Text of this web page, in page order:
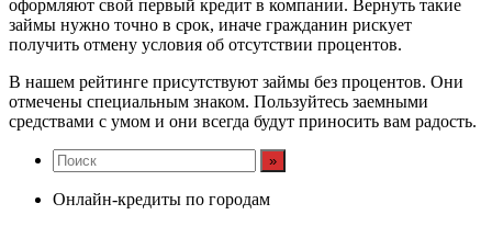
оформляют свой первый кредит в компании. Вернуть такие
займы нужно точно в срок, иначе гражданин рискует
получить отмену условия об отсутствии процентов.
В нашем рейтинге присутствуют займы без процентов. Они
отмечены специальным знаком. Пользуйтесь заемными
средствами с умом и они всегда будут приносить вам радость.
Онлайн-кредиты по городам